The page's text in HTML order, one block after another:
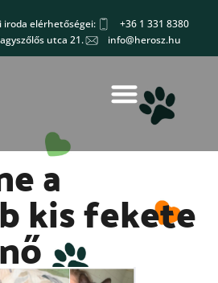
iroda elérhetőségei:
+36 1 331 8380
utca 21.
info@herosz.hu
a
kis fekete